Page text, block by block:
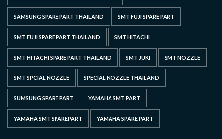
SAMSUNG SPARE PART THAILAND SMT FUJI SPARE PART
SMT FUJI SPARE PART THAILAND SMT HITACHI
SMT HITACHI SPARE PART THAILAND SMT JUKI SMT NOZZLE
SMT SPCIAL NOZZLE SPECIAL NOZZLE THAILAND
SUMSUNG SPARE PART YAMAHA SMT PART
YAMAHA SMT SPAREPART YAMAHA SPARE PART